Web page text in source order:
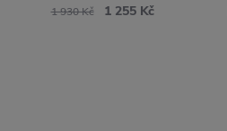
1 930 Kč 1 255 Kč